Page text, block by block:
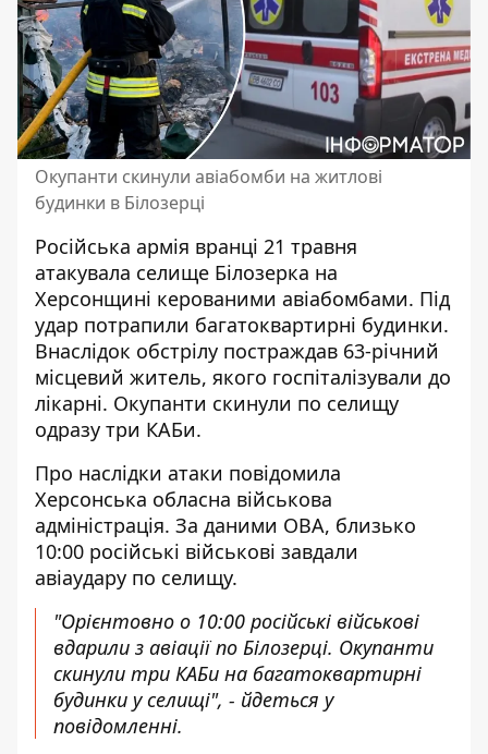
Окупанти скинули авіабомби на житлові
будинки в Білозерці
Російська армія вранці 21 травня
атакувала селище Білозерка на
Херсонщині керованими авіабомбами. Під
удар потрапили багатоквартирні будинки.
Внаслідок обстрілу постраждав 63-річний
місцевий житель, якого госпіталізували до
лікарні. Окупанти скинули по селищу
одразу три КАБи.
Про наслідки атаки повідомила
Херсонська обласна військова
адміністрація. За даними ОВА, близько
10:00 російські військові завдали
авіаудару по селищу.
"Орієнтовно о 10:00 російські військові
вдарили з авіації по Білозерці. Окупанти
скинули три КАБи на багатоквартирні
будинки у селищі", - йдеться у
повідомленні.